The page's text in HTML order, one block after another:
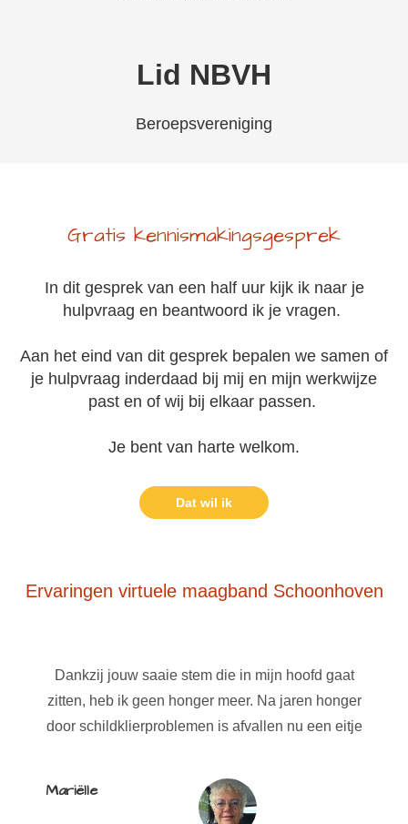
Lid NBVH
Beroepsvereniging
Gratis kennismakingsgesprek
In dit gesprek van een half uur kijk ik naar je
hulpvraag en beantwoord ik je vragen.
Aan het eind van dit gesprek bepalen we samen of
je hulpvraag inderdaad bij mij en mijn werkwijze
past en of wij bij elkaar passen.
Je bent van harte welkom.
Dat wil ik
Ervaringen virtuele maagband Schoonhoven
Dankzij jouw saaie stem die in mijn hoofd gaat
zitten, heb ik geen honger meer. Na jaren honger
door schildklierproblemen is afvallen nu een eitje
Mariëlle